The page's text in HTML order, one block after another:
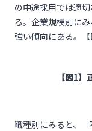
の中途採用では適
る。企業規模別に
強い傾向にある。【
【図1
職種別にみると、